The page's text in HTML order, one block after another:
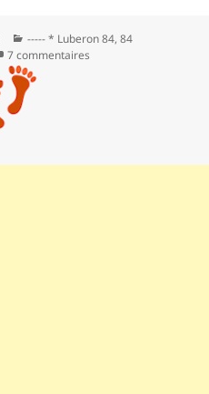
Catégories
----- * Luberon 84,84
7 commentaires